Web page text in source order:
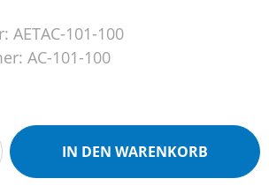
AETAC-101-100
AC-101-100
Gib den gewünschten
IN DEN WARENKORB